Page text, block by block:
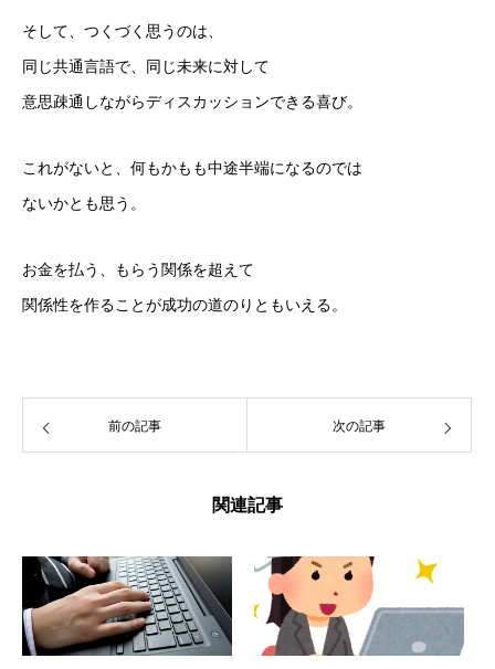
そして、つくづく思うのは、
同じ共通言語で、同じ未来に対して
意思疎通しながらディスカッションできる喜び。
これがないと、何もかもも中途半端になるのでは
ないかとも思う。
お金を払う、もらう関係を超えて
関係性を作ることが成功の道のりともいえる。
前の記事 次の記事
関連記事